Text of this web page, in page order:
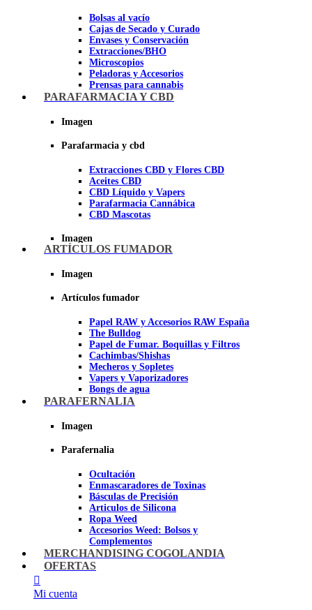
Bolsas al vacío
Cajas de Secado y Curado
Envases y Conservación
Extracciones/BHO
Microscopios
Peladoras y Accesorios
Prensas para cannabis
Secadores de cogollos
PARAFARMACIA Y CBD
Imagen
Parafarmacia y cbd
Extracciones CBD y Flores CBD
Aceites CBD
CBD Líquido y Vapers
Parafarmacia Cannábica
CBD Mascotas
Imagen
ARTÍCULOS FUMADOR
Imagen
Artículos fumador
Papel RAW y Accesorios RAW España
The Bulldog
Papel de Fumar. Boquillas y Filtros
Cachimbas/Shishas
Mecheros y Sopletes
Vapers y Vaporizadores
Bongs de agua
Bandejas para liar
Ceniceros para Fumadores
Pipas BHO
Dabbers
Imagen
PARAFERNALIA
Imagen
Parafernalia
Ocultación
Enmascaradores de Toxinas
Básculas de Precisión
Articulos de Silicona
Ropa Weed
Accesorios Weed: Bolsos y
Complementos
Cannabuds
Inciensos
MERCHANDISING COGOLANDIA
OFERTAS
Mi cuenta